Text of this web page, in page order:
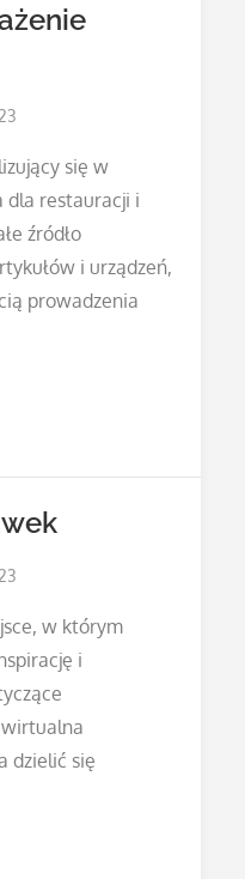
się w
dla restauracji i
źródło
i urządzeń,
prowadzenia
w którym
i
dzielić się